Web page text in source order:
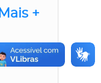
Mais +